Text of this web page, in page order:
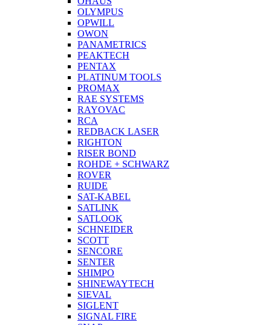
OLYMPUS
OPWILL
OWON
PANAMETRICS
PEAKTECH
PENTAX
PLATINUM TOOLS
PROMAX
RAE SYSTEMS
RAYOVAC
RCA
REDBACK LASER
RIGHTON
RISER BOND
ROHDE + SCHWARZ
ROVER
RUIDE
SAT-KABEL
SATLINK
SATLOOK
SCHNEIDER
SCOTT
SENCORE
SENTER
SHIMPO
SHINEWAYTECH
SIEVAL
SIGLENT
SIGNAL FIRE